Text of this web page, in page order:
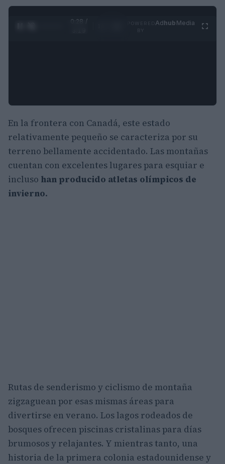
0:30 /
Adhub Media
En la frontera con Canadá, este estado
relativamente pequeño se caracteriza por su
terreno bellamente accidentado. Las montañas
cuentan con excelentes lugares para esquiar e
incluso han producido atletas olímpicos de
invierno.
Rutas de senderismo y ciclismo de montaña
zigzaguean por esas mismas áreas para
divertirse en verano. Los lagos rodeados de
bosques ofrecen piscinas cristalinas para días
brumosos y relajantes. Y mientras tanto, una
historia de la primera colonia estadounidense y